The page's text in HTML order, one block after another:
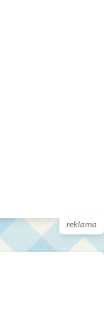
reklama